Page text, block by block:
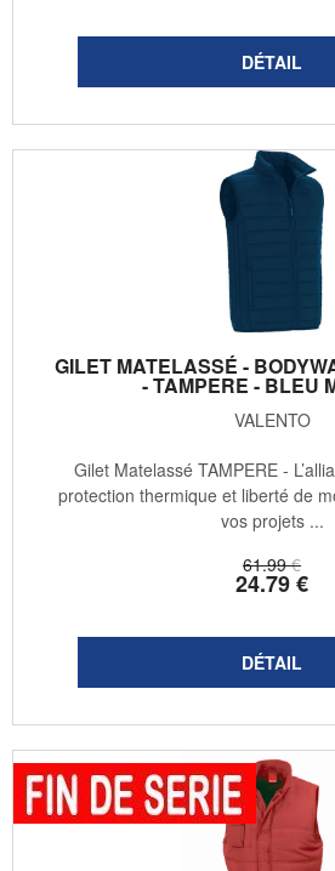
GILET MATELASSÉ -
- TAMPERE - BLEU
VALENTO
61.99 €
24.79€
Gilet Matelassé TAMPERE -
protection thermique et liberté de
vos projets ...